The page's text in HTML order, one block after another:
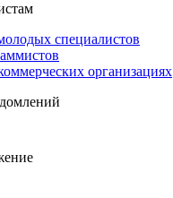
специалистов
организациях